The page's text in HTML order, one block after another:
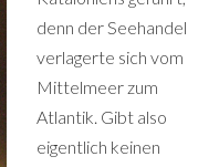
denn der Seehandel
verlagerte sich vom
Mittelmeer zum
Atlantik. Gibt also
eigentlich keinen